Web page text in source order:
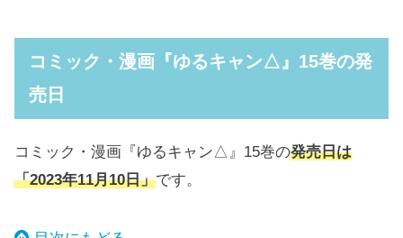
コミック・漫画『ゆるキャン△』15巻の発
売日
コミック・漫画『ゆるキャン△』15巻の発売日は
「2023年11月10日」です。